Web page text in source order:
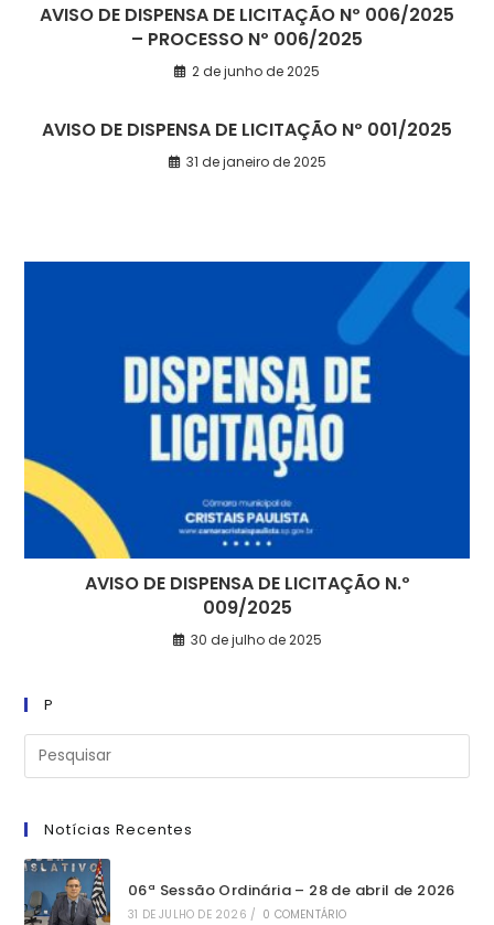
AVISO DE DISPENSA DE LICITAÇÃO Nº 006/2025
– PROCESSO Nº 006/2025
2 de junho de 2025
AVISO DE DISPENSA DE LICITAÇÃO Nº 001/2025
31 de janeiro de 2025
AVISO DE DISPENSA DE LICITAÇÃO N.º
009/2025
30 de julho de 2025
P
Notícias Recentes
06ª Sessão Ordinária – 28 de abril de 2026
31 DE JULHO DE 2026 / 0 COMENTÁRIO